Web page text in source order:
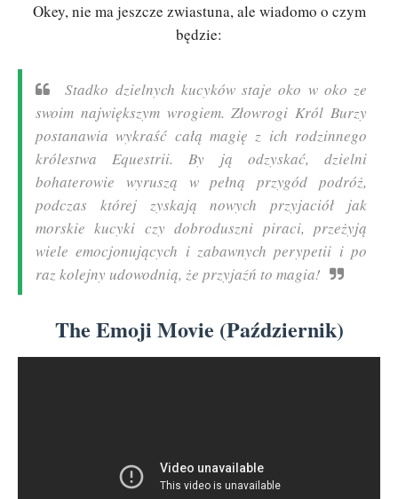
Okey, nie ma jeszcze zwiastuna, ale wiadomo o czym
będzie:
Stadko dzielnych kucyków staje oko w oko ze
swoim największym wrogiem. Złowrogi Król Burzy
postanawia wykraść całą magię z ich rodzinnego
królestwa Equestrii. By ją odzyskać, dzielni
bohaterowie wyruszą w pełną przygód podróż,
podczas której zyskają nowych przyjaciół jak
morskie kucyki czy dobroduszni piraci, przeżyją
wiele emocjonujących i zabawnych perypetii i po
raz kolejny udowodnią, że przyjaźń to magia!
The Emoji Movie (Październik)